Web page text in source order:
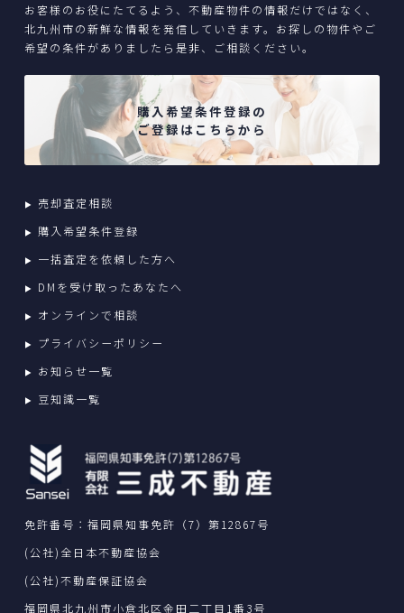
免許番号：福岡県知事免許（7）第12867号
(公社)全日本不動産協会
(公社)不動産保証協会
福岡県北九州市小倉北区金田二丁目1番3号
売却査定相談
購入希望条件登録
一括査定を依頼した方へ
DMを受け取ったあなたへ
オンラインで相談
プライバシーポリシー
お知らせ一覧
豆知識一覧
お客様のお役にたてるよう、不動産物件の情報だけではなく、
北九州市の新鮮な情報を発信していきます。お探しの物件やご
希望の条件がありましたら是非、ご相談ください。
購入希望条件登録の
ご登録はこちらから